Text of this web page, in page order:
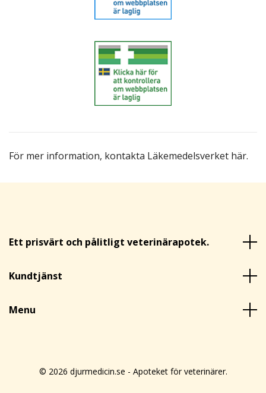
För mer information, kontakta Läkemedelsverket här.
Ett prisvärt och pålitligt veterinärapotek.
Kundtjänst
Menu
© 2026 djurmedicin.se - Apoteket för veterinärer.